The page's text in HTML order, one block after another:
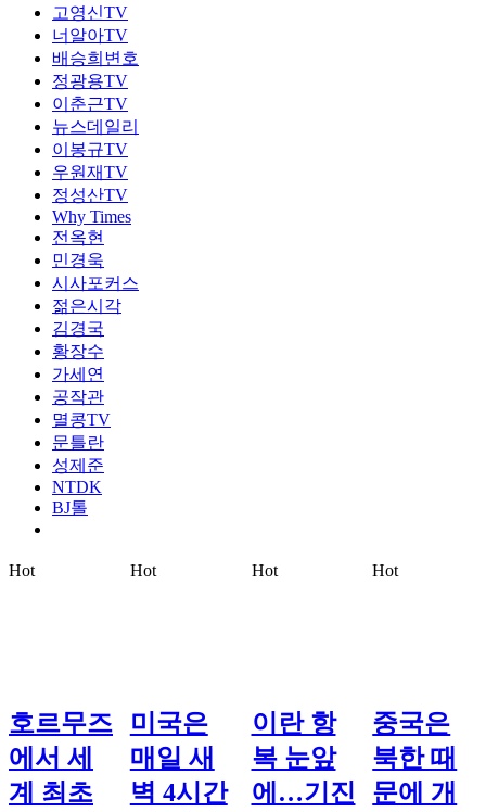
고영신TV
너알아TV
배승희변호
정광용TV
이춘근TV
뉴스데일리
이봉규TV
우원재TV
정성산TV
Why Times
전옥현
민경욱
시사포커스
젊은시각
김경국
황장수
가세연
공작관
멸콩TV
문틀란
성제준
NTDK
BJ톨
Hot
호르무즈
에서 세
계 최초
Hot
미국은
매일 새
벽 4시간
Hot
이란 항
복 눈앞
에…기진
Hot
중국은
북한 때
문에 개